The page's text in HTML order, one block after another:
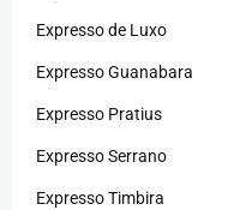
Expresso de Luxo
Expresso Guanabara
Expresso Pratius
Expresso Serrano
Expresso Timbira